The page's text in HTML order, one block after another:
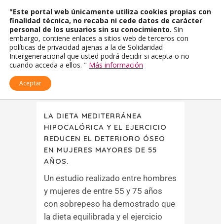
LA DIETA MEDITERRÁNEA
HIPOCALÓRICA Y EL EJERCICIO
REDUCEN EL DETERIORO ÓSEO
EN MUJERES MAYORES DE 55
AÑOS.
Un estudio realizado entre hombres
y mujeres de entre 55 y 75 años
con sobrepeso ha demostrado que
la dieta equilibrada y el ejercicio
"Este portal web únicamente utiliza cookies propias con
finalidad técnica, no recaba ni cede datos de carácter
personal de los usuarios sin su conocimiento. Sin
embargo, contiene enlaces a sitios web de terceros con
políticas de privacidad ajenas a la de Solidaridad
Intergeneracional que usted podrá decidir si acepta o no
cuando acceda a ellos. " Más información
Aceptar